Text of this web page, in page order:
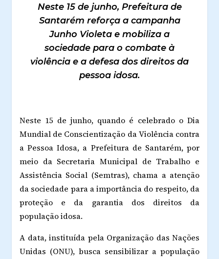
Neste 15 de junho, Prefeitura de
Santarém reforça a campanha
Junho Violeta e mobiliza a
sociedade para o combate à
violência e a defesa dos direitos da
pessoa idosa.
Neste 15 de junho, quando é celebrado o Dia
Mundial de Conscientização da Violência contra
a Pessoa Idosa, a Prefeitura de Santarém, por
meio da Secretaria Municipal de Trabalho e
Assistência Social (Semtras), chama a atenção
da sociedade para a importância do respeito, da
proteção e da garantia dos direitos da
população idosa.
A data, instituída pela Organização das Nações
Unidas (ONU), busca sensibilizar a população